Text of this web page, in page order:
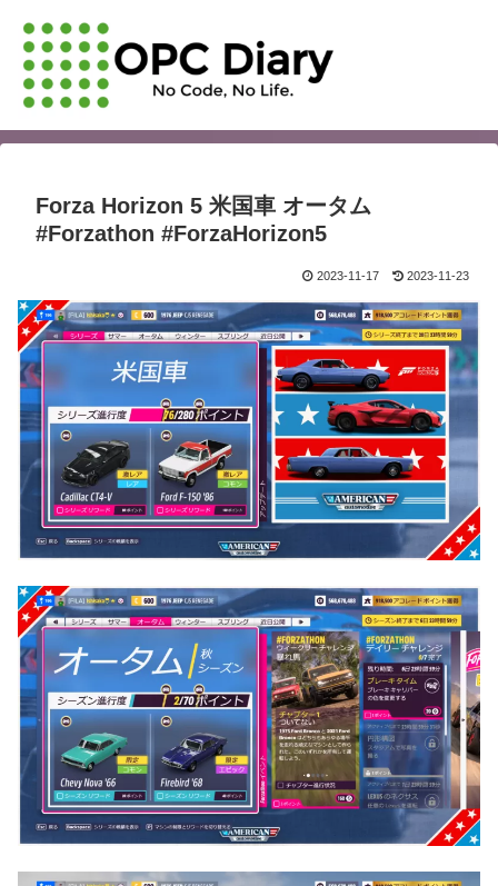
Forza Horizon 5 米国車 オータム
#Forzathon #ForzaHorizon5
2023-11-17 2023-11-23